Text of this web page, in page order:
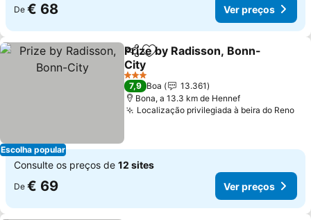
De € 68 Ver preços
Escolha popular
PartilharAdicionar aos favoritos
Prize by Radisson, Bonn-
City
Ver preços
3 Estrelas
7,9 Boa
13.361
Bona, a 13.3 km de Hennef
Localização privilegiada à beira do Reno
Consulte os preços de 12 sites
De € 69 Ver preços